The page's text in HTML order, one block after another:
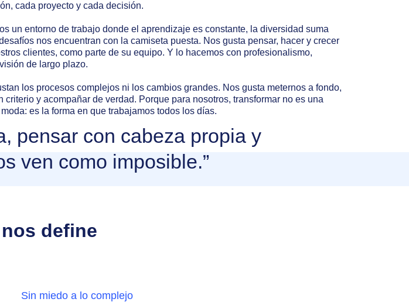
cada proyecto y cada decisión.
un entorno de trabajo donde el aprendizaje es constante, la diversidad suma
nos encuentran con la camiseta puesta. Nos gusta pensar, hacer y crecer
clientes, como parte de su equipo. Y lo hacemos con profesionalismo,
de largo plazo.
los procesos complejos ni los cambios grandes. Nos gusta meternos a fondo,
criterio y acompañar de verdad. Porque para nosotros, transformar no es una
es la forma en que trabajamos todos los días.
pensar con cabeza propia y
ven como imposible.”
define
Sin miedo a lo complejo